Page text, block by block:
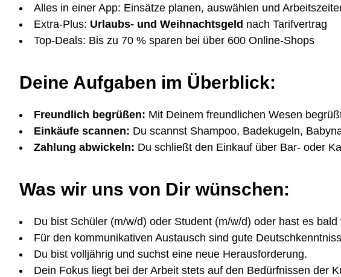
Alles in einer App: Einsätze planen, auswählen und
Extra-Plus: Urlaubs- und Weihnachtsgeld nach Tarifvertrag
Top-Deals: Bis zu 70 % sparen bei über 600 Online-Shops
Deine Aufgaben im Überblick:
Freundlich begrüßen: Mit Deinem freundlichen Wesen
Einkäufe scannen: Du scannst Shampoo, Badekugeln,
Zahlung abwickeln: Du schließt den Einkauf über Bar- oder
Was wir uns von Dir wünschen:
Du bist Schüler (m/w/d) oder Student (m/w/d) oder hast es bald
Für den kommunikativen Austausch sind gute
Du bist volljährig und suchst eine neue Herausforderung.
Dein Fokus liegt bei der Arbeit stets auf den Bedürfnissen der